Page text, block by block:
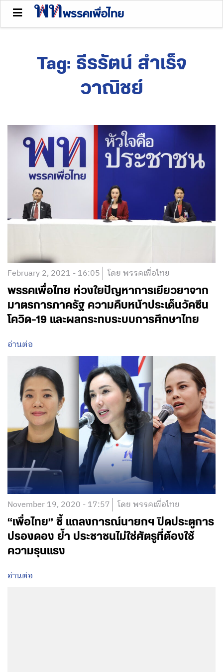
Tag: ธีรรัตน์ สำเร็จ
วาณิชย์
February 2, 2021 - 16:05 โดย พรรคเพื่อไทย
พรรคเพื่อไทย ห่วงใยปัญหาการเยียวยาจาก
มาตรการภาครัฐ ความคืบหน้าประเด็นวัคซีน
โควิด-19 และผลกระทบระบบการศึกษาไทย
อ่านต่อ
November 19, 2020 - 17:57 โดย พรรคเพื่อไทย
“เพื่อไทย” ชี้ แถลงการณ์นายกฯ ปิดประตูการ
ปรองดอง ย้ำ ประชาชนไม่ใช่ศัตรูที่ต้องใช้
ความรุนแรง
อ่านต่อ